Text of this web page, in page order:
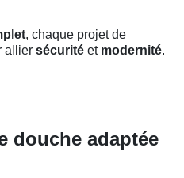
, chaque projet de
allier sécurité et modernité.
douche adaptée